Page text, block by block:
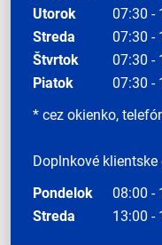
Utorok
07:30 -
Streda
07:30 -
Štvrtok
07:30 -
Piatok
07:30 -
* cez okienko,
Doplnkové klientske
Pondelok
08:00 -
Streda
13:00 -